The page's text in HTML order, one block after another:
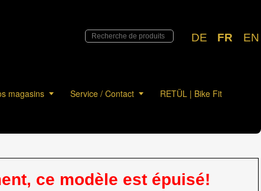
DE FR EN
magasins Service / Contact RETÜL | Bike Fit
ce modèle est épuisé!